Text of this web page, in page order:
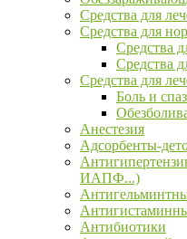
Средства для
Средства для
Средства
Средства
Средства для
Боль и
Анестезия
Адсорбенты-
ИАПФ...)
Антибиотики